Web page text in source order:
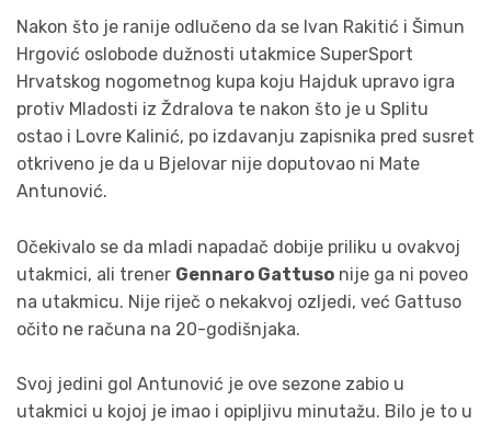
Nakon što je ranije odlučeno da se Ivan Rakitić i Šimun
Hrgović oslobode dužnosti utakmice SuperSport
Hrvatskog nogometnog kupa koju Hajduk upravo igra
protiv Mladosti iz Ždralova te nakon što je u Splitu
ostao i Lovre Kalinić, po izdavanju zapisnika pred susret
otkriveno je da u Bjelovar nije doputovao ni Mate
Antunović.
Očekivalo se da mladi napadač dobije priliku u ovakvoj
utakmici, ali trener Gennaro Gattuso nije ga ni poveo
na utakmicu. Nije riječ o nekakvoj ozljedi, već Gattuso
očito ne računa na 20-godišnjaka.
Svoj jedini gol Antunović je ove sezone zabio u
utakmici u kojoj je imao i opipljivu minutažu. Bilo je to u